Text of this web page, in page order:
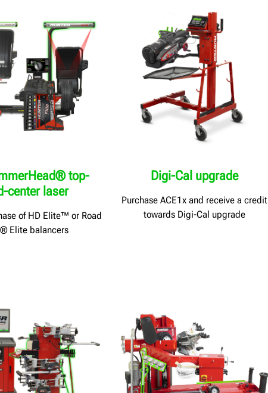
top-
center laser
of HD Elite™ or Road
Elite balancers
Digi-Cal upgrade
Purchase ACE1x and receive a credit
towards Digi-Cal upgrade